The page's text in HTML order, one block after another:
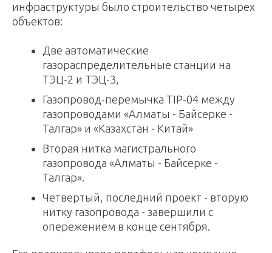
инфраструктуры было строительство четырех
объектов:
Две автоматические
газораспределительные станции на
ТЭЦ-2 и ТЭЦ-3,
Газопровод-перемычка TIP-04 между
газопроводами «Алматы - Байсерке -
Талгар» и «Казахстан - Китай»
Вторая нитка магистрального
газопровода «Алматы - Байсерке -
Талгар».
Четвертый, последний проект - вторую
нитку газопровода - завершили с
опережением в конце сентября.